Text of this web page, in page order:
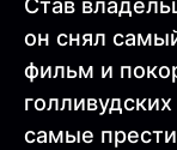
Став
он снял
фильм и
самые